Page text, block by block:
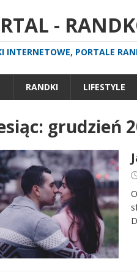
-
INTERNETOWE, PORTALE
RANDKI LIFESTYLE
grudzień